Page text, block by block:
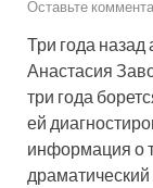
Оставьте
Три года назад
Анастасия
три года
ей
информация о
драматический